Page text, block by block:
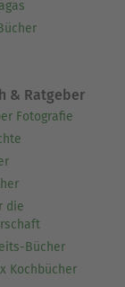
& Ratgeber
Fotografie
die
Bücher
Kochbücher